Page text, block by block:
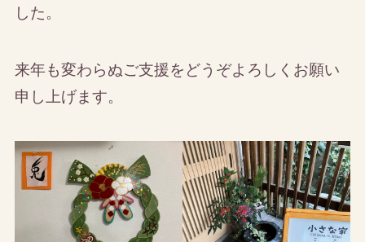
した。
来年も変わらぬご支援をどうぞよろしくお願い
申し上げます。